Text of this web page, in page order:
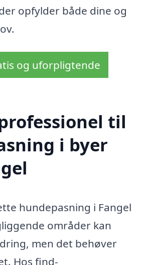
opfylder både dine og
og uforpligtende
til
i byer
hundepasning i Fangel
områder kan
men det behøver
Hos find-